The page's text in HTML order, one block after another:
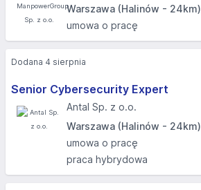
Warszawa (Halinów - 24km)
umowa o pracę
Senior Cybersecurity Expert
Antal Sp. z o.o.
Warszawa (Halinów - 24km)
umowa o pracę
praca hybrydowa
Dodana 4 sierpnia